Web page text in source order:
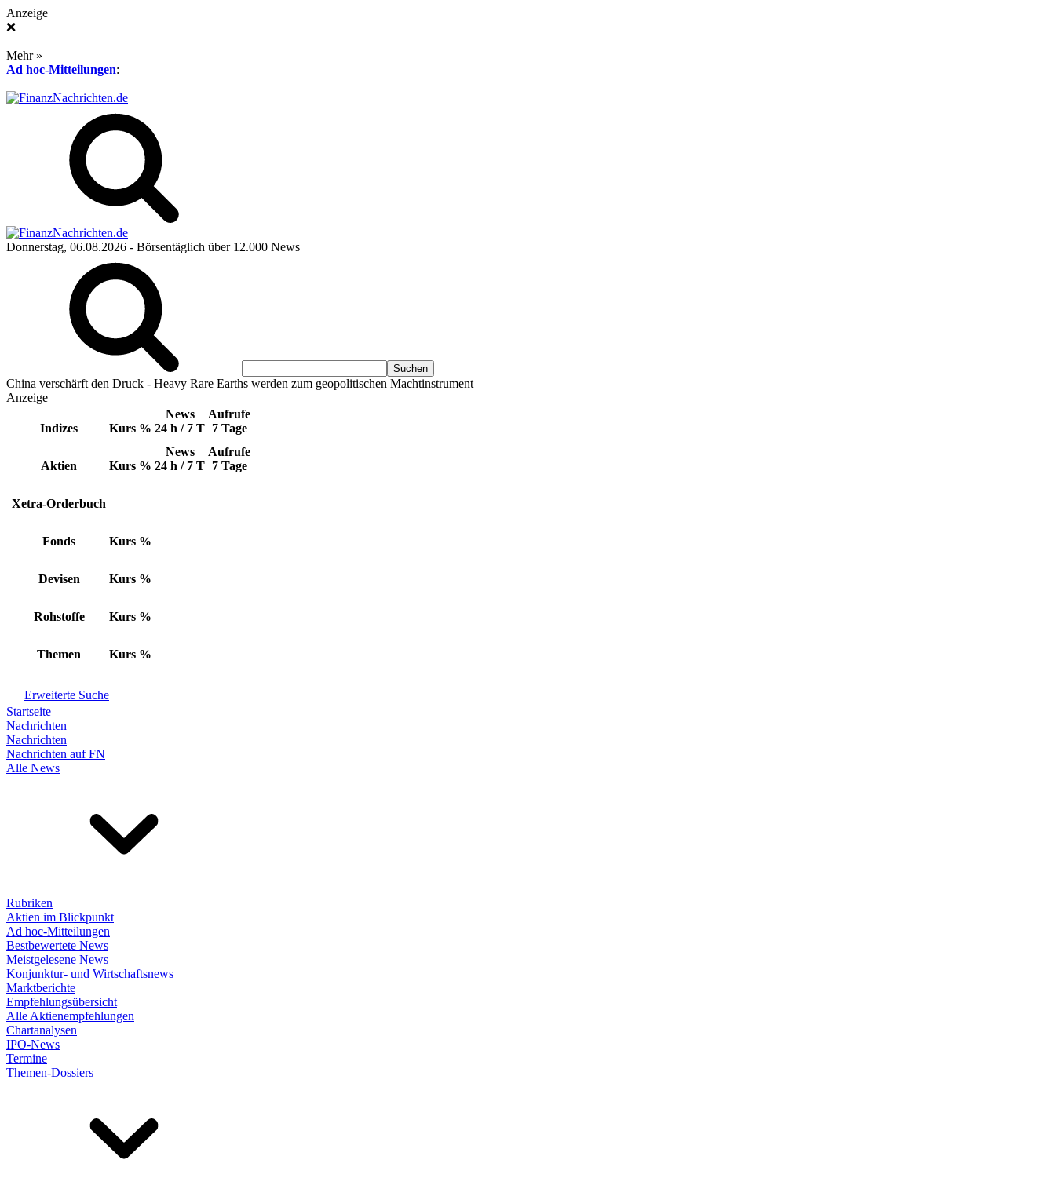
Anzeige
❌
Mehr »
Ad hoc-Mitteilungen:
Donnerstag, 06.08.2026 - Börsentäglich über 12.000 News
China verschärft den Druck - Heavy Rare Earths werden zum geopolitischen Machtinstrument
Anzeige
Indizes Kurs %
News
24 h / 7 T
Aufrufe
7 Tage
Aktien Kurs %
News
24 h / 7 T
Aufrufe
7 Tage
Xetra-Orderbuch
Fonds Kurs %
Devisen Kurs %
Rohstoffe Kurs %
Themen Kurs %
Erweiterte Suche
Startseite
Nachrichten
Nachrichten
Nachrichten auf FN
Alle News
Rubriken
Aktien im Blickpunkt
Ad hoc-Mitteilungen
Bestbewertete News
Meistgelesene News
Konjunktur- und Wirtschaftsnews
Marktberichte
Empfehlungsübersicht
Alle Aktienempfehlungen
Chartanalysen
IPO-News
Termine
Themen-Dossiers